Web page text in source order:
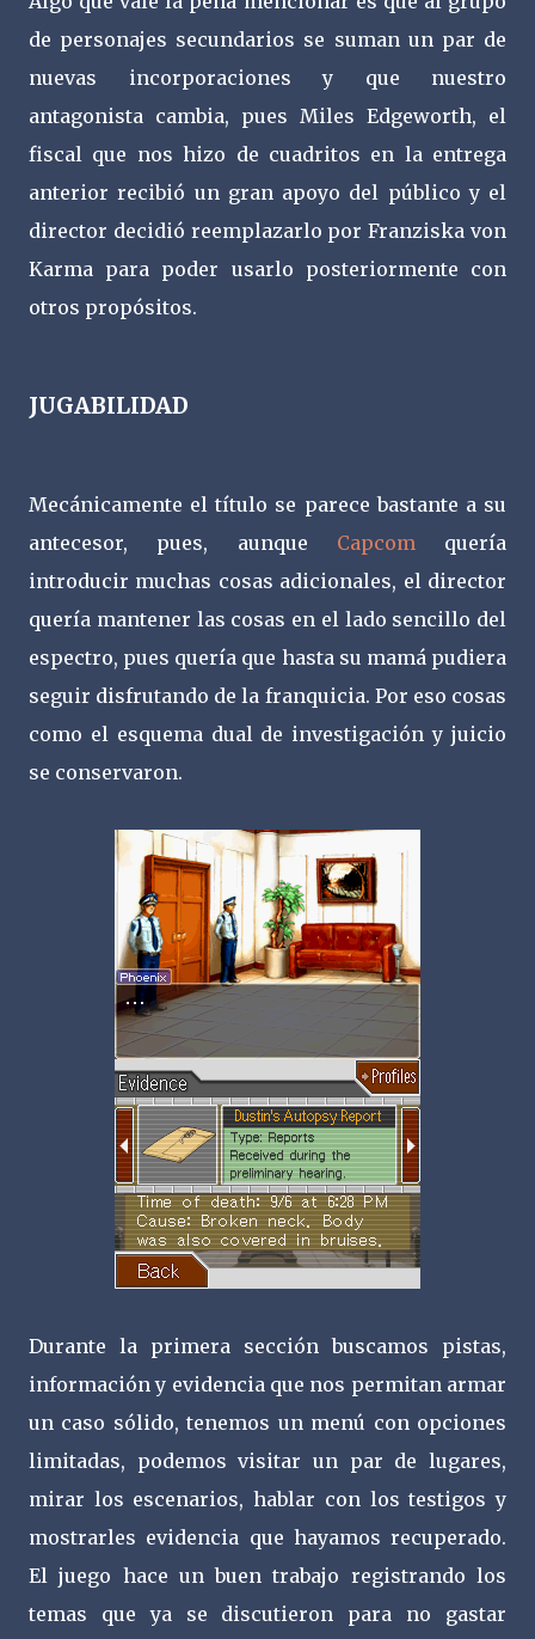
de personajes secundarios se suman un par de
nuevas incorporaciones y que nuestro
antagonista cambia, pues Miles Edgeworth, el
fiscal que nos hizo de cuadritos en la entrega
anterior recibió un gran apoyo del público y el
director decidió reemplazarlo por Franziska von
Karma para poder usarlo posteriormente con
otros propósitos.
JUGABILIDAD
Mecánicamente el título se parece bastante a su
antecesor, pues, aunque Capcomquería
introducir muchas cosas adicionales, el director
quería mantener las cosas en el lado sencillo del
espectro, pues quería que hasta su mamá pudiera
seguir disfrutando de la franquicia. Por eso cosas
como el esquema dual de investigación y juicio
se conservaron.
Durante la primera sección buscamos pistas,
información y evidencia que nos permitan armar
un caso sólido, tenemos un menú con opciones
limitadas, podemos visitar un par de lugares,
mirar los escenarios, hablar con los testigos y
mostrarles evidencia que hayamos recuperado.
El juego hace un buen trabajo registrando los
temas que ya se discutieron para no gastar